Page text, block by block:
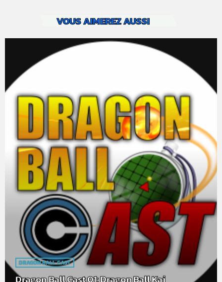
VOUS AIMEREZ AUSSI
DRAGON BALL CAST
Dragon Ball Cast 01: Dragon Ball Kai